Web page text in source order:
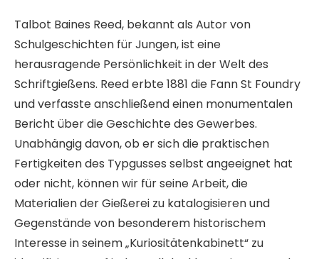
Talbot Baines Reed, bekannt als Autor von
Schulgeschichten für Jungen, ist eine
herausragende Persönlichkeit in der Welt des
Schriftgießens. Reed erbte 1881 die Fann St Foundry
und verfasste anschließend einen monumentalen
Bericht über die Geschichte des Gewerbes.
Unabhängig davon, ob er sich die praktischen
Fertigkeiten des Typgusses selbst angeeignet hat
oder nicht, können wir für seine Arbeit, die
Materialien der Gießerei zu katalogisieren und
Gegenstände von besonderem historischem
Interesse in seinem „Kuriositätenkabinett“ zu